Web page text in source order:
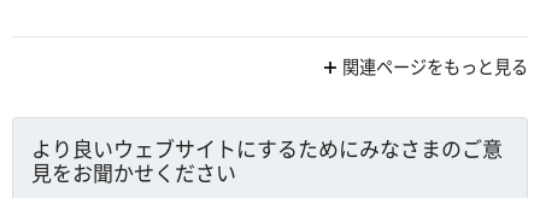
関連ページをもっと見る
より良いウェブサイトにするためにみなさまのご意
見をお聞かせください